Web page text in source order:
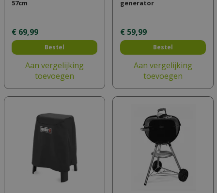
57cm
€ 69,99
Bestel
Aan vergelijking
toevoegen
generator
€ 59,99
Bestel
Aan vergelijking
toevoegen